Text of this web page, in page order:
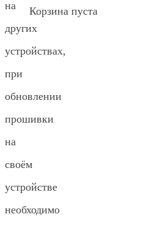
Корзина пуста
на
других
устройствах,
при
обновлении
прошивки
на
своём
устройстве
необходимо